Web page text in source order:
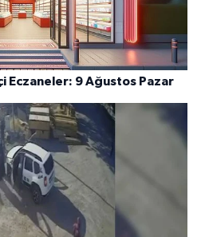
Eczaneler: 9 Ağustos Pazar